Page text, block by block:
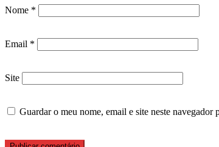
Nome *
Email *
Site
Guardar o meu nome, email e site neste navegador